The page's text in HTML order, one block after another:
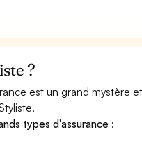
?
est un grand mystère
types d'assurance :